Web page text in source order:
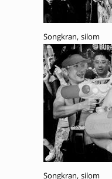
Songkran, silom